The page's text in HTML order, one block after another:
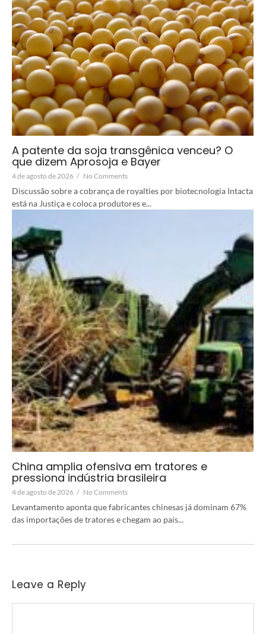
A patente da soja transgênica venceu? O
que dizem Aprosoja e Bayer
4 de agosto de 2026 / No Comments
Discussão sobre a cobrança de royalties por biotecnologia Intacta
está na Justiça e coloca produtores e...
China amplia ofensiva em tratores e
pressiona indústria brasileira
4 de agosto de 2026 / No Comments
Levantamento aponta que fabricantes chinesas já dominam 67%
das importações de tratores e chegam ao país...
Leave a Reply